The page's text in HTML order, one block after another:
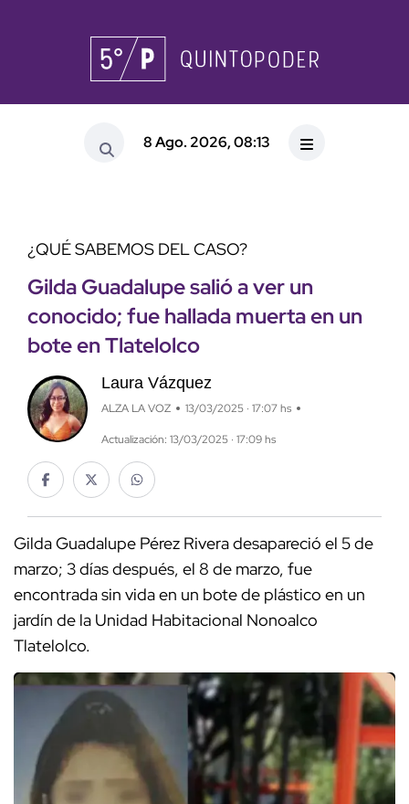
8 Ago. 2026, 08:13
¿QUÉ SABEMOS DEL CASO?
Gilda Guadalupe salió a ver un
conocido; fue hallada muerta en un
bote en Tlatelolco
Laura Vázquez
ALZA LA VOZ 13/03/2025 · 17:07 hs
Actualización: 13/03/2025 · 17:09 hs
Gilda Guadalupe Pérez Rivera desapareció el 5 de
marzo; 3 días después, el 8 de marzo, fue
encontrada sin vida en un bote de plástico en un
jardín de la Unidad Habitacional Nonoalco
Tlatelolco.